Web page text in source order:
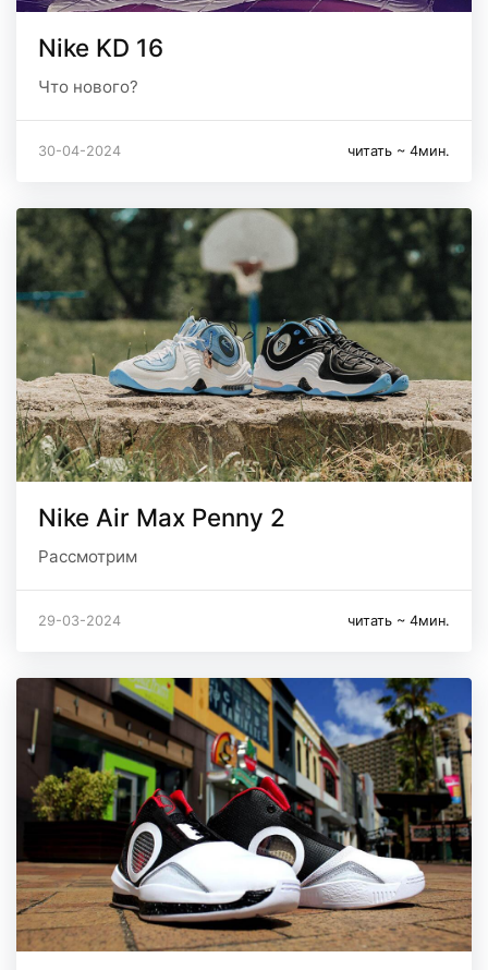
Nike KD 16
Что нового?
30-04-2024 читать ~ 4мин.
Nike Air Max Penny 2
Рассмотрим
29-03-2024 читать ~ 4мин.